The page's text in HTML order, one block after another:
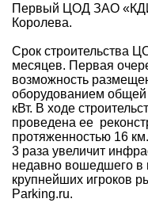
Первый ЦОД ЗАО
Королева.
Срок строительства
месяцев. Первая
возможность
оборудованием
кВт. В ходе
проведена ее
протяженностью 16
3 раза увеличит
недавно вошедшего в
крупнейших игроков
Parking.ru.